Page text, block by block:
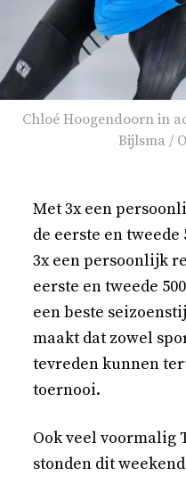
Chloé Hoogendoorn in
Bijlsma /
Met 3x een
de eerste en tweede
3x een persoonlijk
eerste en tweede
een beste
maakt dat zowel
tevreden kunnen
toernooi.
Ook veel voormalig
stonden dit